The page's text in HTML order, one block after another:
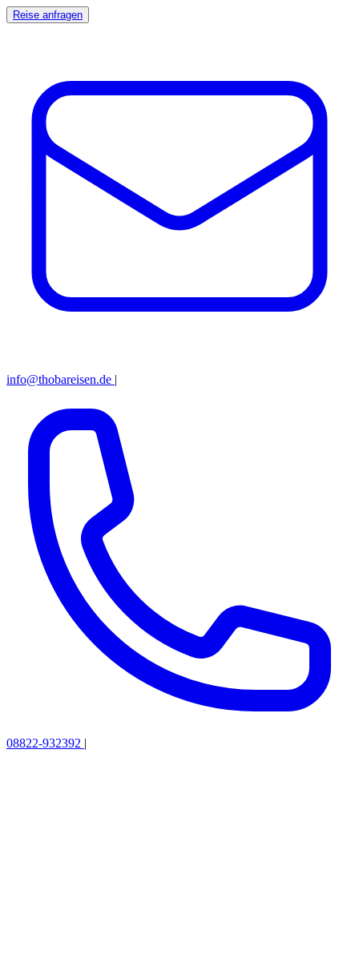
Reise anfragen
info@thobareisen.de |
08822-932392 |